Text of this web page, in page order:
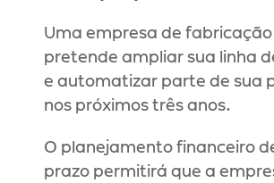
Uma empresa de
pretende ampliar sua linha
e automatizar parte de sua
nos próximos três anos.
O planejamento financeiro
prazo permitirá que a